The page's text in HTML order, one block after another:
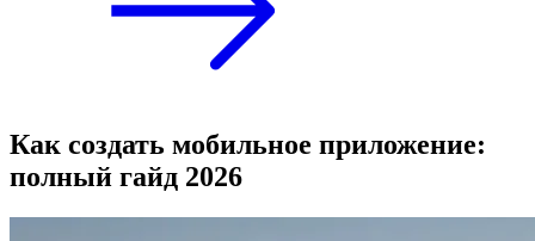
Как создать мобильное приложение:
полный гайд 2026